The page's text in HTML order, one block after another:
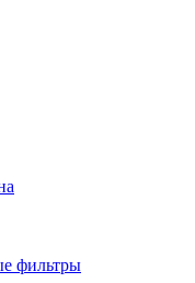
фильтры